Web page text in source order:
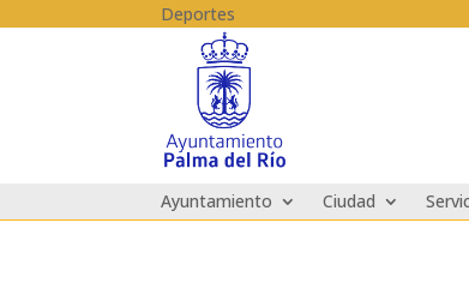
Deportes
Ayuntamiento Ciudad